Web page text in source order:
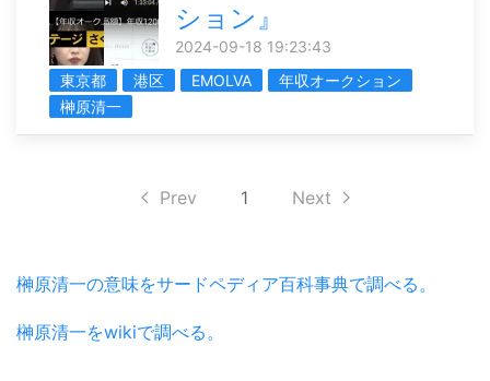
ション』
2024-09-18 19:23:43
東京都
港区 EMOLVA
年収オークション
榊󠄀原清一
Prev 1 Next
榊󠄀原清一の意味をサードペディア百科事典で調べる。
榊󠄀原清一をwikiで調べる。